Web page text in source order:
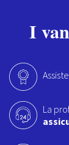
I
La